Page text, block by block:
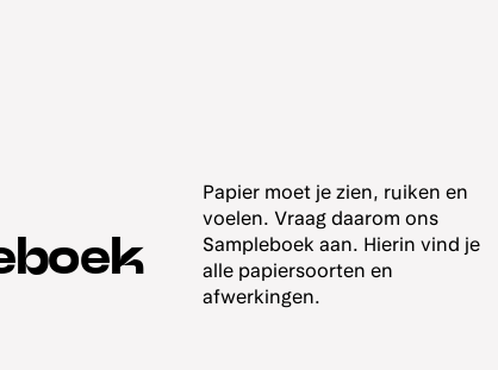
Papier moet je zien, ruiken en
voelen. Vraag daarom ons
Sampleboek aan. Hierin vind je
alle papiersoorten en
afwerkingen.